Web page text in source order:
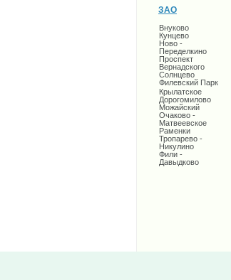
ЗАО
Внуково
Кунцево
Ново -
Переделкино
Проспект
Вернадского
Солнцево
Филевский Парк
Крылатское
Дорогомилово
Можайский
Очаково -
Матвеевское
Раменки
Тропарево -
Никулино
Фили -
Давыдково